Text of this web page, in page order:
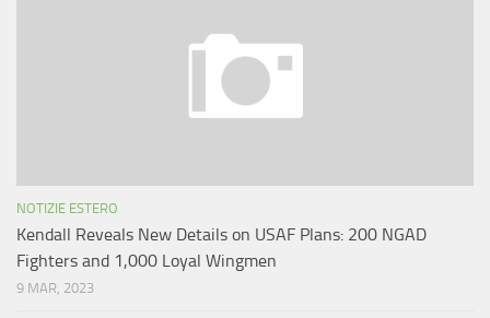
NOTIZIE ESTERO
Kendall Reveals New Details on USAF Plans: 200 NGAD
Fighters and 1,000 Loyal Wingmen
9 MAR, 2023